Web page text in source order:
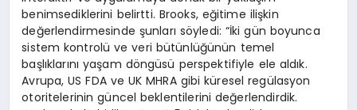
benimsediklerini belirtti. Brooks, eğitime ilişkin
değerlendirmesinde şunları söyledi: “İki gün boyunca
sistem kontrolü ve veri bütünlüğünün temel
başlıklarını yaşam döngüsü perspektifiyle ele aldık.
Avrupa, US FDA ve UK MHRA gibi küresel regülasyon
otoritelerinin güncel beklentilerini değerlendirdik.